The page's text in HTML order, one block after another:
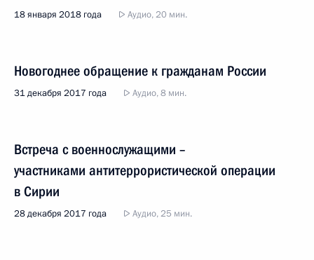
18 января 2018 года Аудио, 20 мин.
Новогоднее обращение к гражданам России
31 декабря 2017 года Аудио, 8 мин.
Встреча с военнослужащими –
участниками антитеррористической операции
в Сирии
28 декабря 2017 года Аудио, 25 мин.